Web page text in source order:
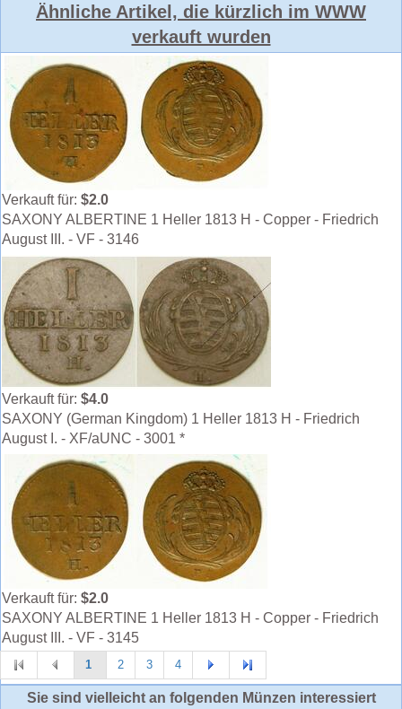
Ähnliche Artikel, die kürzlich im WWW
verkauft wurden
Verkauft für: $2.0
SAXONY ALBERTINE 1 Heller 1813 H - Copper - Friedrich
August III. - VF - 3146
Verkauft für: $4.0
SAXONY (German Kingdom) 1 Heller 1813 H - Friedrich
August I. - XF/aUNC - 3001 *
Verkauft für: $2.0
SAXONY ALBERTINE 1 Heller 1813 H - Copper - Friedrich
August III. - VF - 3145
1 2 3 4
Sie sind vielleicht an folgenden Münzen interessiert